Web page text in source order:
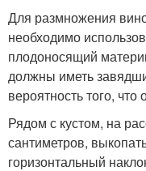
Для размножения
необходимо
плодоносящий
должны иметь
вероятность того,
Рядом с кустом, на
сантиметров,
горизонтальный